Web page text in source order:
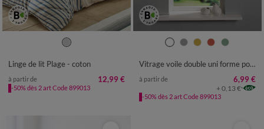
Linge de lit Plage - coton
à partir de 12,99 €
-50% dès 2 art Code 899013
Vitrage voile double uni forme pointe finition pattes
à partir de 6,99 €
+ 0,13 €
-50% dès 2 art Code 899013